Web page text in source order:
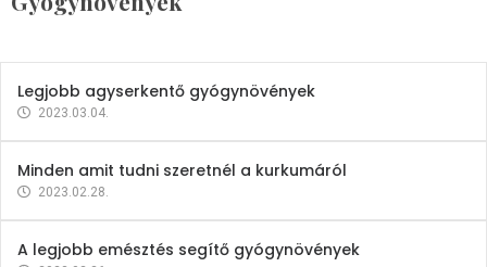
2023.12.21.
Legjobb agyserkentő gyógynövények
2023.03.04.
Minden amit tudni szeretnél a kurkumáról
2023.02.28.
A legjobb emésztés segítő gyógynövények